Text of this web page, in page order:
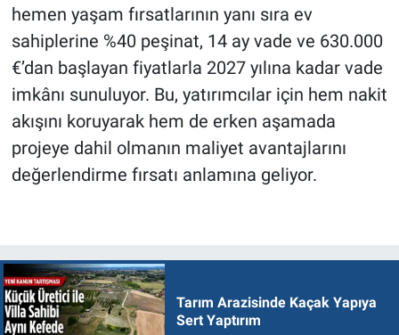
hemen yaşam fırsatlarının yanı sıra ev
sahiplerine %40 peşinat, 14 ay vade ve 630.000
€’dan başlayan fiyatlarla 2027 yılına kadar vade
imkânı sunuluyor. Bu, yatırımcılar için hem nakit
akışını koruyarak hem de erken aşamada
projeye dahil olmanın maliyet avantajlarını
değerlendirme fırsatı anlamına geliyor.
Tarım Arazisinde Kaçak Yapıya
Sert Yaptırım